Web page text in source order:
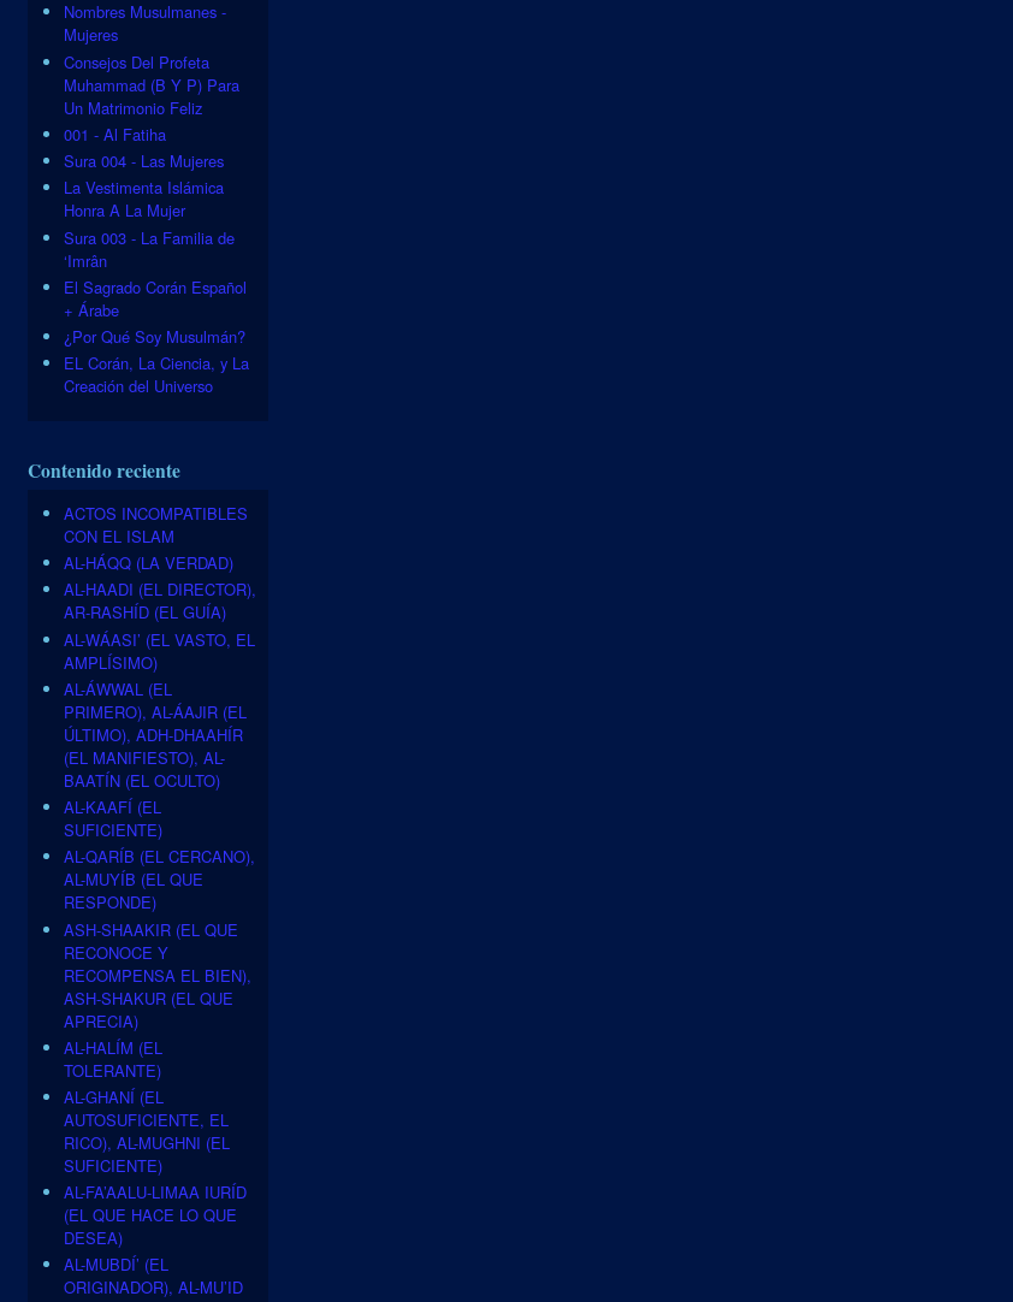
Nombres Musulmanes -
Mujeres
Consejos Del Profeta
Muhammad (B Y P) Para
Un Matrimonio Feliz
001 - Al Fatiha
Sura 004 - Las Mujeres
La Vestimenta Islámica
Honra A La Mujer
Sura 003 - La Familia de
‘Imrân
El Sagrado Corán Español
+ Árabe
¿Por Qué Soy Musulmán?
EL Corán, La Ciencia, y La
Creación del Universo
Contenido reciente
ACTOS INCOMPATIBLES
CON EL ISLAM
AL-HÁQQ (LA VERDAD)
AL-HAADI (EL DIRECTOR),
AR-RASHÍD (EL GUÍA)
AL-WÁASI’ (EL VASTO, EL
AMPLÍSIMO)
AL-ÁWWAL (EL
PRIMERO), AL-ÁAJIR (EL
ÚLTIMO), ADH-DHAAHÍR
(EL MANIFIESTO), AL-
BAATÍN (EL OCULTO)
AL-KAAFÍ (EL
SUFICIENTE)
AL-QARÍB (EL CERCANO),
AL-MUYÍB (EL QUE
RESPONDE)
ASH-SHAAKIR (EL QUE
RECONOCE Y
RECOMPENSA EL BIEN),
ASH-SHAKUR (EL QUE
APRECIA)
AL-HALÍM (EL
TOLERANTE)
AL-GHANÍ (EL
AUTOSUFICIENTE, EL
RICO), AL-MUGHNI (EL
SUFICIENTE)
AL-FA’AALU-LIMAA IURÍD
(EL QUE HACE LO QUE
DESEA)
AL-MUBDÍ’ (EL
ORIGINADOR), AL-MU’ID